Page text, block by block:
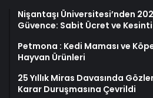
Nişantaşı Üniversitesi’nden
Güvence: Sabit Ücret ve
Petmona : Kedi Maması ve
Hayvan Ürünleri
25 Yıllık Miras Davasında
Karar Duruşmasına Çevrildi